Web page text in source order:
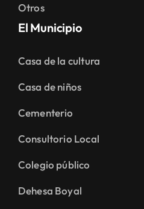
Otros
El Municipio
Casa de la cultura
Casa de niños
Cementerio
Consultorio Local
Colegio público
Dehesa Boyal